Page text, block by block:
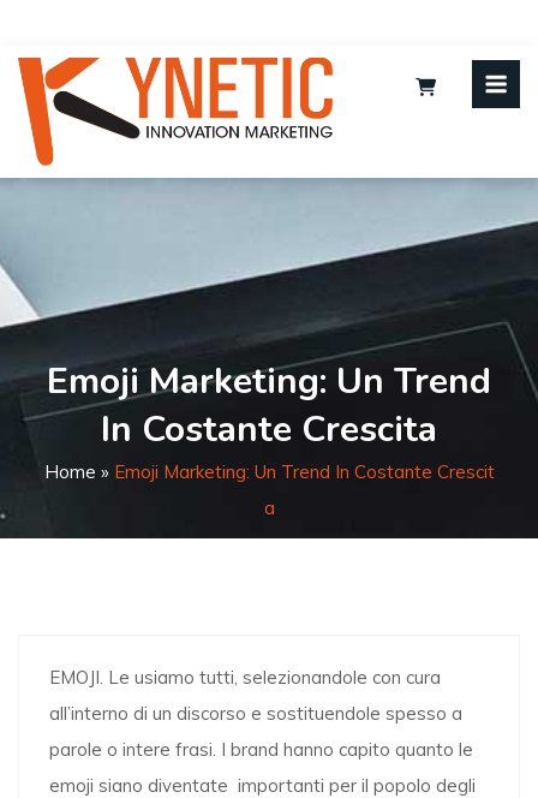
Emoji Marketing: Un Trend
In Costante Crescita
Home » Emoji Marketing: Un Trend In Costante Crescit
A
EMOJI. Le usiamo tutti, selezionandole con cura
all’interno di un discorso e sostituendole spesso a
parole o intere frasi. I brand hanno capito quanto le
emoji siano diventate importanti per il popolo degli